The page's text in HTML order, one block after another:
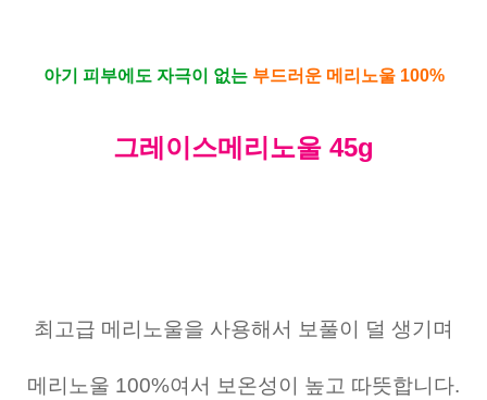
아기 피부에도 자극이 없는 부드러운 메리노울 100%
그레이스메리노울 45g
최고급 메리노울을 사용해서 보풀이 덜 생기며
메리노울 100%여서 보온성이 높고 따뜻합니다.